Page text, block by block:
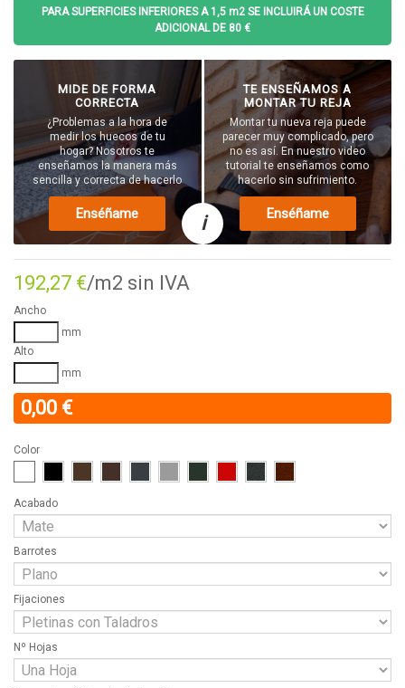
PARA SUPERFICIES INFERIORES A 1,5 m2 SE INCLUIRÁ UN COSTE
ADICIONAL DE 80 €
MIDE DE FORMA
CORRECTA
¿Problemas a la hora de
medir los huecos de tu
hogar? Nosotros te
enseñamos la manera más
sencilla y correcta de hacerlo
Enséñame i
TE ENSEÑAMOS A
MONTAR TU REJA
Montar tu nueva reja puede
parecer muy complicado, pero
no es así. En nuestro video
tutorial te enseñamos como
hacerlo sin sufrimiento.
Enséñame
192,27 €/m2 sin IVA
Ancho
mm
Alto
mm
0,00 €
Color
Acabado
Barrotes
Fijaciones
Nº Hojas